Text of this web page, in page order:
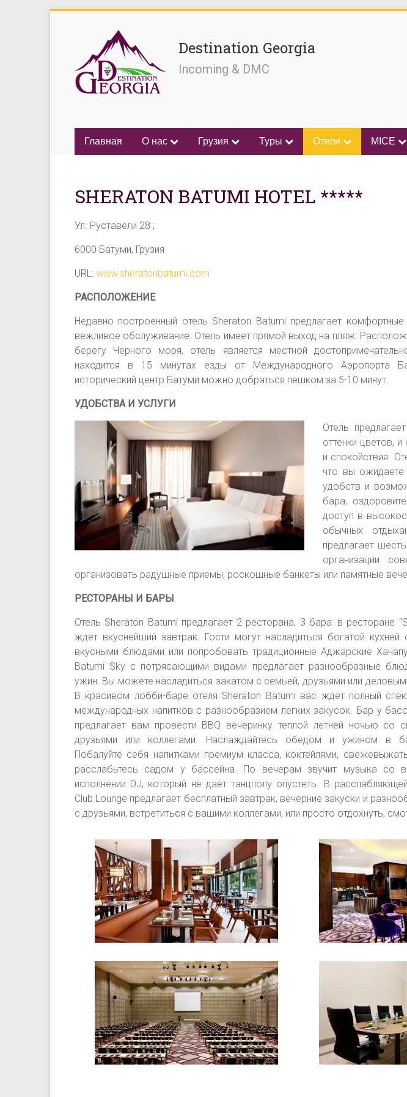
Destination Georgia
Incoming & DMC
Главная О нас Грузия Туры Отели MICE
SHERATON BATUMI HOTEL *****
Ул. Руставели 28 ;
6000 Батуми, Грузия
URL: www.sheratonbatumi.com
РАСПОЛОЖЕНИЕ
Недавно построенный отель Sheraton Batumi предлагает комфортные
вежливое обслуживание. Отель имеет прямой выход на пляж.
берегу Черного моря, отель является местной
находится в 15 минутах езды от Международного Аэропорта
исторический центр Батуми можно добраться пешком за 5-10 минут.
УДОБСТВА И УСЛУГИ
Отель
оттенки цветов,
и спокойствия.
что вы ожидаете
удобств и
бара,
доступ в
обычных
предлагает
организации
организовать радушные приемы, роскошные банкеты или памятные
РЕСТОРАНЫ И БАРЫ
Отель Sheraton Batumi предлагает 2 ресторана, 3 бара: в ресторане
ждет вкуснейший завтрак. Гости могут насладиться богатой кухней
вкусными блюдами или попробовать традиционные Аджарские
Batumi Sky с потрясающими видами предлагает разнообразные
ужин. Вы можете насладиться закатом с семьей, друзьями или
В красивом лобби-баре отеля Sheraton Batumi вас ждет полный
международных напитков с разнообразием легких закусок. Бар у
предлагает вам провести BBQ вечеринку теплой летней ночью со
друзьями или коллегами. Наслаждайтесь обедом и ужином в
Побалуйте себя напитками премиум класса, коктейлями,
расслабьтесь садом у бассейна. По вечерам звучит музыка со
исполнении DJ, который не дает танцполу опустеть. В
Club Lounge предлагает бесплатный завтрак, вечерние закуски и
с друзьями, встретиться с вашими коллегами, или просто отдохнуть,